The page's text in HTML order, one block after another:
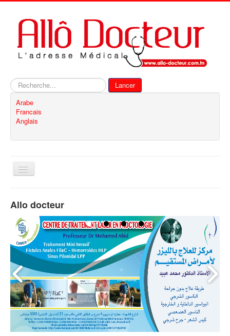
Rechercher
Lancer
Arabe
Francais
Anglais
Basculer
Contact
Allo docteur